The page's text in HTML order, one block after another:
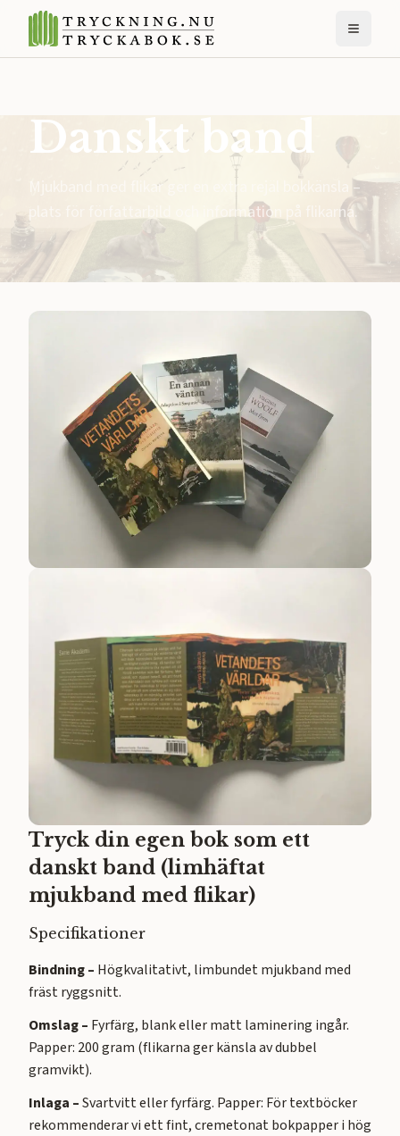
Danskt band
Mjukband med flikar ger en extra rejäl bokkänsla –
plats för författarbild och information på flikarna.
Tryck din egen bok som ett
danskt band (limhäftat
mjukband med flikar)
Specifikationer
Bindning – Högkvalitativt, limbundet mjukband med
fräst ryggsnitt.
Omslag – Fyrfärg, blank eller matt laminering ingår.
Papper: 200 gram (flikarna ger känsla av dubbel
gramvikt).
Inlaga –Svartvitt eller fyrfärg. Papper: För textböcker
rekommenderar vi ett fint, cremetonat bokpapper i hög